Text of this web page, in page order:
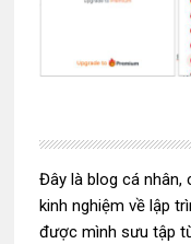
chính
Đây là blog cá nhân,
kinh nghiệm về lập
được mình sưu tập